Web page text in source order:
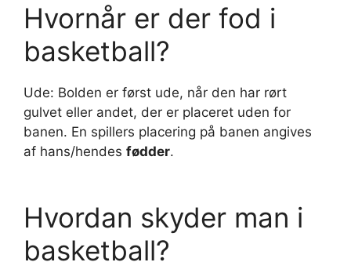
Hvornår er der fod i
basketball?
Ude: Bolden er først ude, når den har rørt
gulvet eller andet, der er placeret uden for
banen. En spillers placering på banen angives
af hans/hendes fødder.
Hvordan skyder man i
basketball?